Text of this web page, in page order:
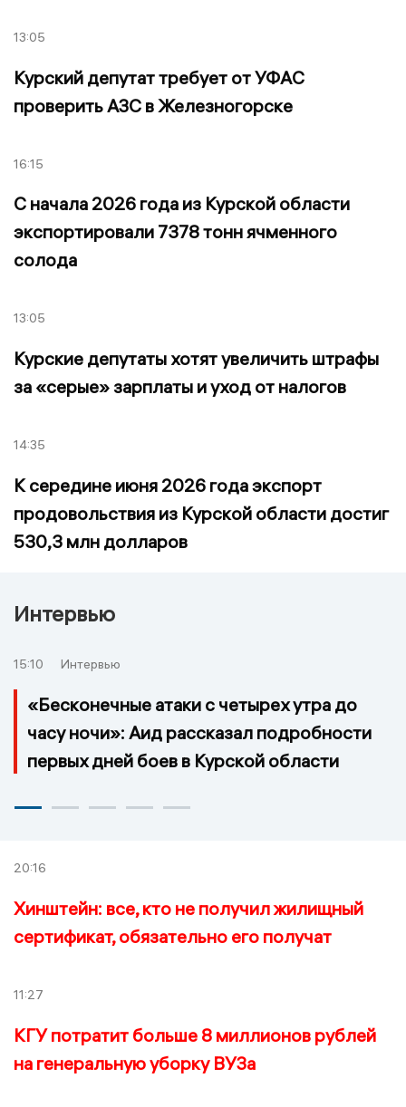
13:05
Курский депутат требует от УФАС
проверить АЗС в Железногорске
16:15
С начала 2026 года из Курской области
экспортировали 7378 тонн ячменного
солода
13:05
Курские депутаты хотят увеличить штрафы
за «серые» зарплаты и уход от налогов
14:35
К середине июня 2026 года экспорт
продовольствия из Курской области достиг
530,3 млн долларов
Интервью
15:10 Интервью
«Бесконечные атаки с четырех утра до
часу ночи»: Аид рассказал подробности
первых дней боев в Курской области
20:16
Хинштейн: все, кто не получил жилищный
сертификат, обязательно его получат
11:27
КГУ потратит больше 8 миллионов рублей
на генеральную уборку ВУЗа